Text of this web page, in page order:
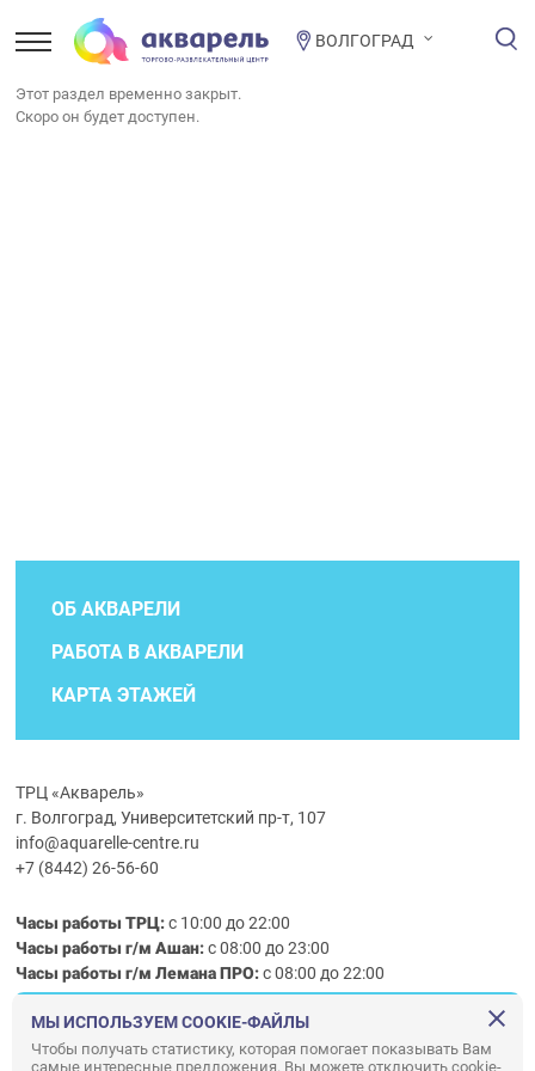
ВОЛГОГРАД
Этот раздел временно закрыт.
Скоро он будет доступен.
ОБ АКВАРЕЛИ
РАБОТА В АКВАРЕЛИ
КАРТА ЭТАЖЕЙ
ТРЦ «Акварель»
г. Волгоград, Университетский пр-т, 107
info@aquarelle-centre.ru
+7 (8442) 26-56-60
Часы работы ТРЦ:с 10:00 до 22:00
Часы работы г/м Ашан:с 08:00 до 23:00
Часы работыг/мЛемана ПРО:с 08:00 до 22:00
Правила посещения ТРЦ «Акварель»
МЫ ИСПОЛЬЗУЕМ COOKIE-ФАЙЛЫ
Чтобы получать статистику, которая помогает показывать Вам
самые интересные предложения. Вы можете отключить cookie-